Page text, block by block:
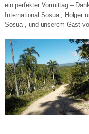
ein perfekter Vormittag –
International Sosua , Holger
Sosua , und unserem Gast